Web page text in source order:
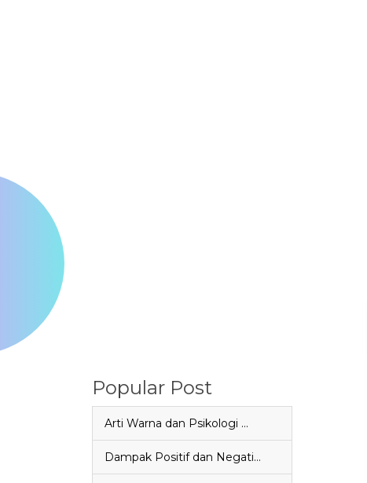
Popular Post
Arti Warna dan Psikologi …
Dampak Positif dan Negati…